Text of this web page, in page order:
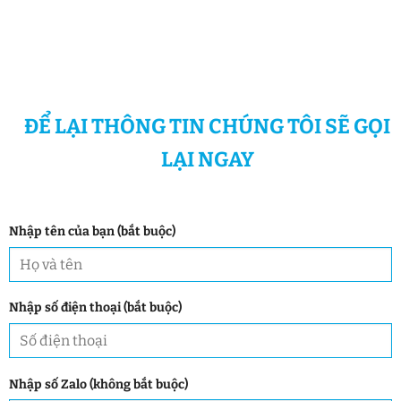
ĐỂ LẠI THÔNG TIN CHÚNG TÔI SẼ GỌI
LẠI NGAY
Nhập tên của bạn (bắt buộc)
Nhập số điện thoại (bắt buộc)
Nhập số Zalo (không bắt buộc)